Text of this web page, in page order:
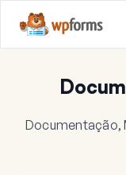
Documentação,